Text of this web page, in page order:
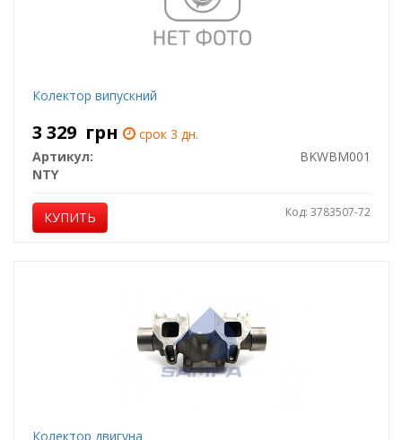
Колектор випускний
3 329 грн
срок 3 дн.
Артикул:
BKWBM001
NTY
КУПИТЬ Код: 3783507-72
Колектор двигуна